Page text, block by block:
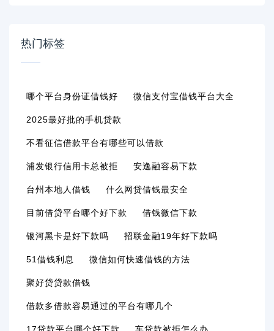
热门标签
哪个平台身份证借钱好 微信支付宝借钱平台大全
2025最好批的手机贷款
不看征信借款平台有哪些可以借款
浦发银行信用卡总被拒 安逸融容易下款
台州本地人借钱 什么网贷借钱最安全
目前借贷平台哪个好下款 借钱微信下款
银河黑卡是好下款吗 招联金融19年好下款吗
51借钱利息 微信如何快速借钱的方法
聚好贷贷款借钱
借款多借款容易通过的平台有哪几个
17贷款平台哪个好下款 车贷款被拒怎么办